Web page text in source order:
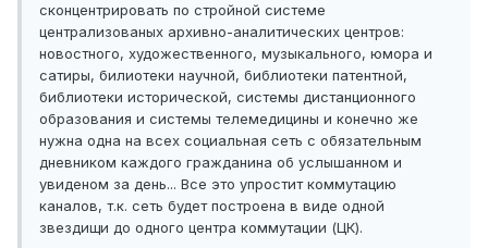
сконцентрировать по стройной системе
централизованых архивно-аналитических центров:
новостного, художественного, музыкального, юмора и
сатиры, билиотеки научной, библиотеки патентной,
библиотеки исторической, системы дистанционного
образования и системы телемедицины и конечно же
нужна одна на всех социальная сеть с обязательным
дневником каждого гражданина об услышанном и
увиденом за день... Все это упростит коммутацию
каналов, т.к. сеть будет построена в виде одной
звездищи до одного центра коммутации (ЦК).